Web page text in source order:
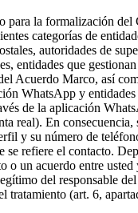
para la formalización
categorías de
autoridades de
entidades que
Acuerdo Marco, así
WhatsApp y
de la aplicación
real). En
y su número de
refiere el contacto.
o un acuerdo entre
del responsable
tratamiento (art. 6,